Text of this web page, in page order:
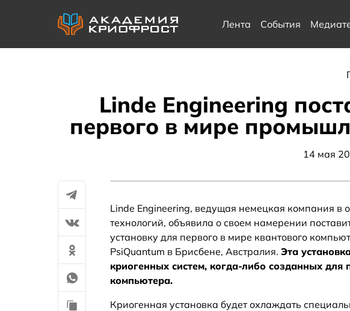
Лента События
Linde Engineering
первого в мире
14 мая
Linde Engineering, ведущая немецкая компания в
технологий, объявила о своем намерении
установку для первого в мире квантового
PsiQuantum в Брисбене, Австралия. Эта
криогенных систем, когда-либо созданных
компьютера.
Криогенная установка будет охлаждать